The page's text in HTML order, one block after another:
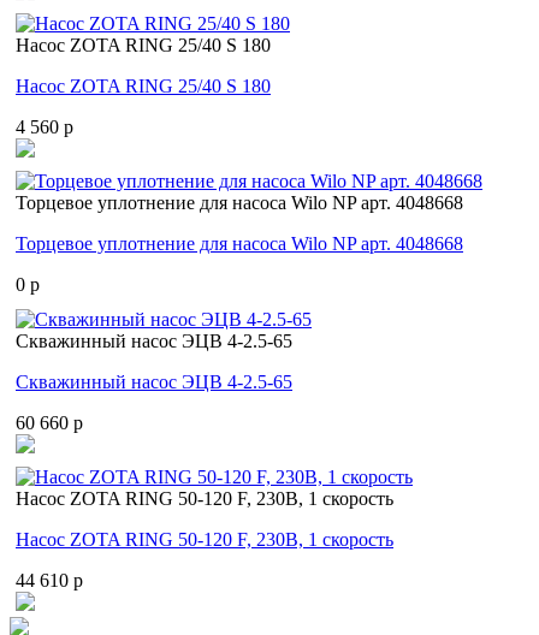
Насос ZOTA RING 25/40 S 180
Насос ZOTA RING 25/40 S 180
4 560 p
Торцевое уплотнение для насоса Wilo NP арт. 4048668
Торцевое уплотнение для насоса Wilo NP арт. 4048668
0 p
Скважинный насос ЭЦВ 4-2.5-65
Скважинный насос ЭЦВ 4-2.5-65
60 660 p
Насос ZOTA RING 50-120 F, 230В, 1 скорость
Насос ZOTA RING 50-120 F, 230В, 1 скорость
44 610 p